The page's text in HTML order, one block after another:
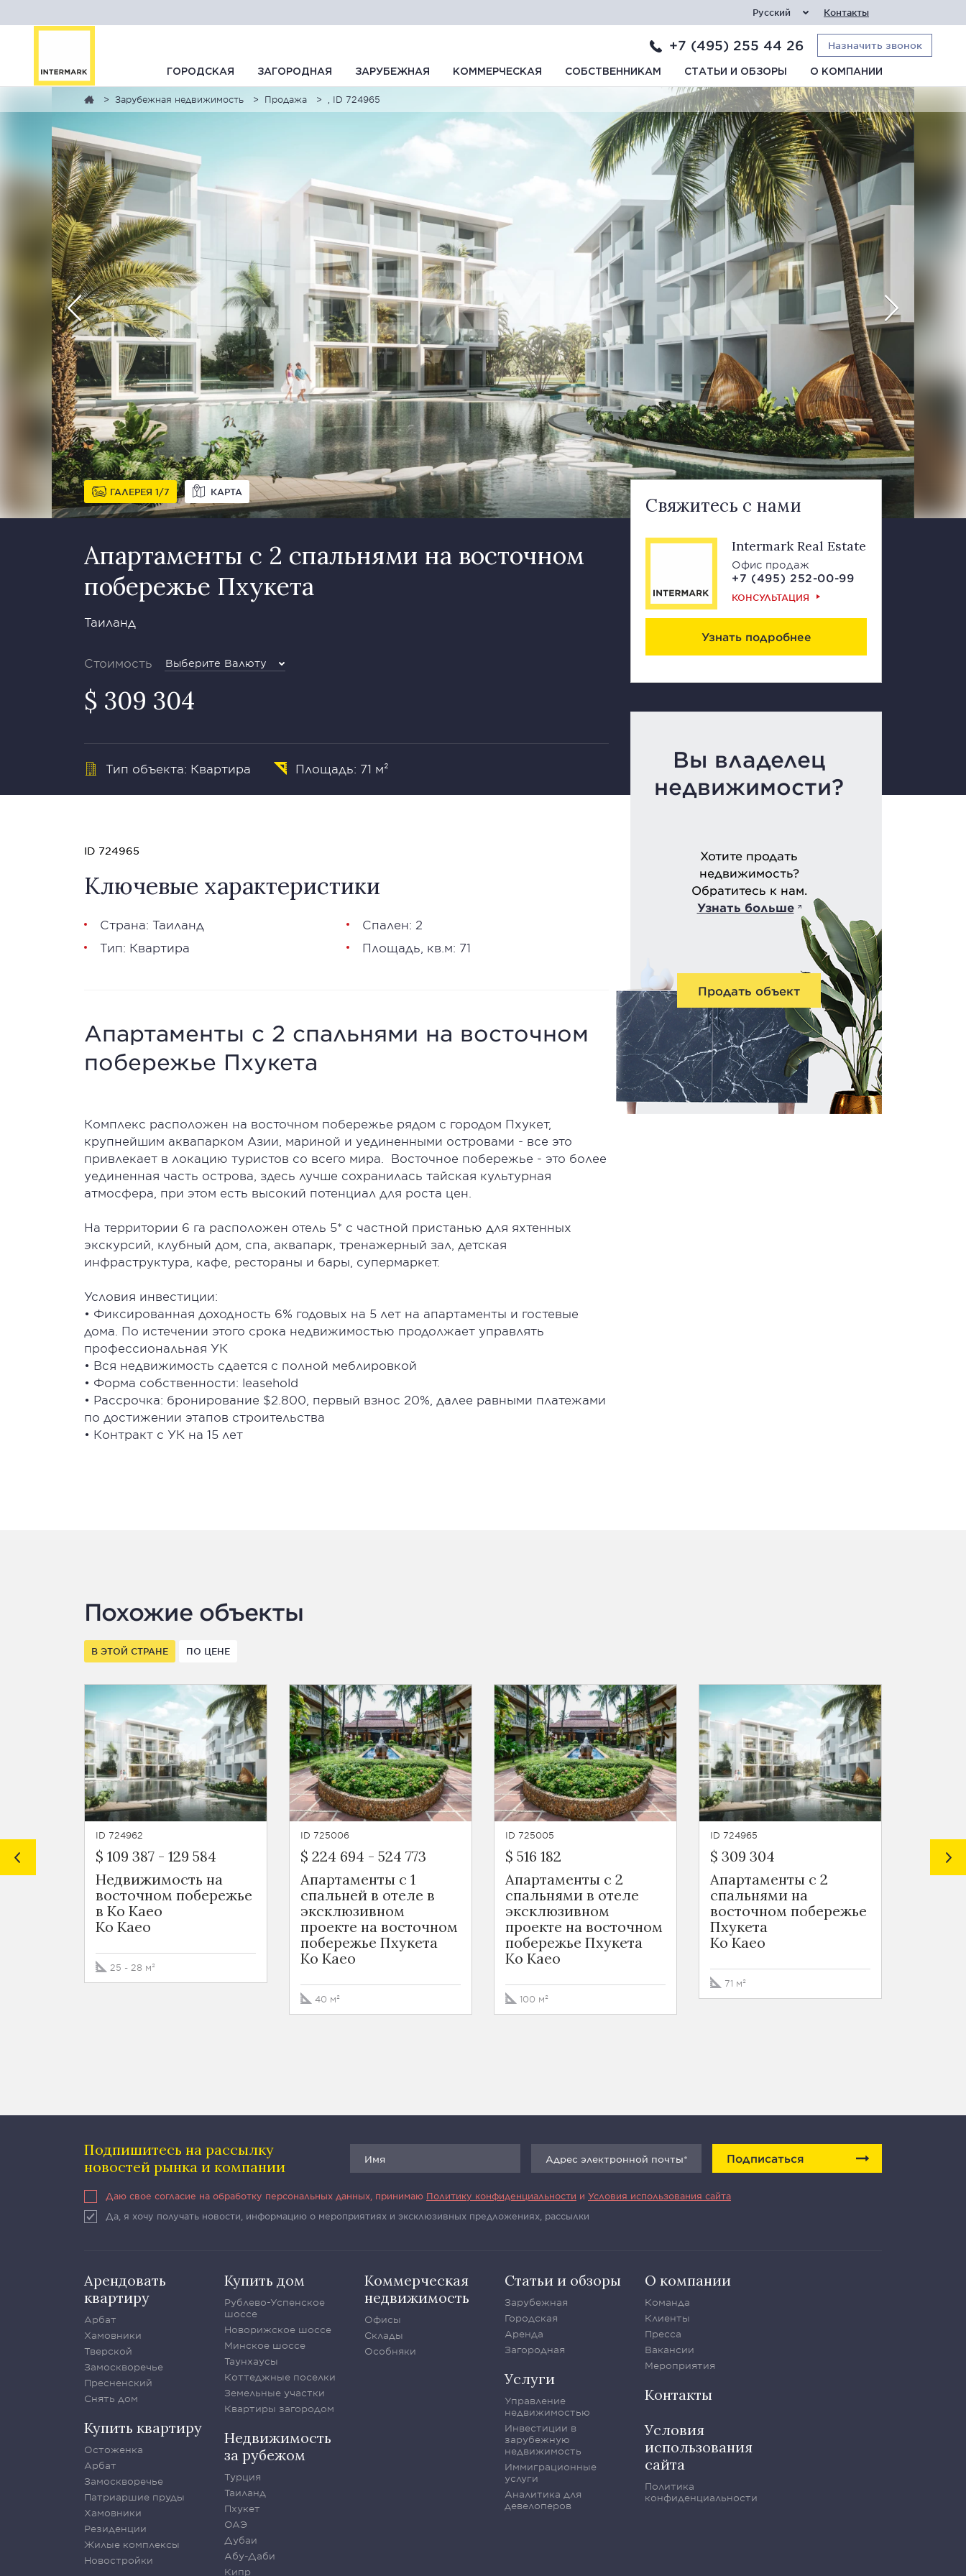
Русский Контакты
+7 (495) 255 44 26 Назначить звонок
ГОРОДСКАЯ ЗАГОРОДНАЯ ЗАРУБЕЖНАЯ КОММЕРЧЕСКАЯ СОБСТВЕННИКАМ СТАТЬИ И ОБЗОРЫ О КОМПАНИИ
Зарубежная недвижимость Продажа , ID 724965
ГАЛЕРЕЯ 1 7 КАРТА
Апартаменты с 2 спальнями на восточном
побережье Пхукета
Таиланд
Стоимость Выберите Валюту
$ 309 304
Тип объекта: Квартира Площадь: 71 м²
Свяжитесь с нами
Intermark Real Estate
Офис продаж
+7 (495) 252-00-99
КОНСУЛЬТАЦИЯ
Узнать подробнее
Вы владелец
недвижимости?
Хотите продать
недвижимость?
Обратитесь к нам.
Узнать больше
Продать объект
ID 724965
Ключевые характеристики
Страна: Таиланд
Тип: Квартира
Спален: 2
Площадь, кв.м: 71
Апартаменты с 2 спальнями на восточном
побережье Пхукета
Комплекс расположен на восточном побережье рядом с городом Пхукет,
крупнейшим аквапарком Азии, мариной и уединенными островами - все это
привлекает в локацию туристов со всего мира. Восточное побережье - это более
уединенная часть острова, здесь лучше сохранилась тайская культурная
атмосфера, при этом есть высокий потенциал для роста цен.
На территории 6 га расположен отель 5* с частной пристанью для яхтенных
экскурсий, клубный дом, спа, аквапарк, тренажерный зал, детская
инфраструктура, кафе, рестораны и бары, супермаркет.
Условия инвестиции:
• Фиксированная доходность 6% годовых на 5 лет на апартаменты и гостевые
дома. По истечении этого срока недвижимостью продолжает управлять
профессиональная УК
• Вся недвижимость сдается с полной меблировкой
• Форма собственности: leasehold
• Рассрочка: бронирование $2.800, первый взнос 20%, далее равными платежами
по достижении этапов строительства
• Контракт с УК на 15 лет
Похожие объекты
В ЭТОЙ СТРАНЕ ПО ЦЕНЕ
ID 724962
$ 109 387 - 129 584
Недвижимость на
восточном побережье
в Ко Каео
Ko Kaeo
25 - 28 м²
ID 725006
$ 224 694 - 524 773
Апартаменты с 1
спальней в отеле в
эксклюзивном
проекте на восточном
побережье Пхукета
Ko Kaeo
40 м²
ID 725005
$ 516 182
Апартаменты с 2
спальнями в отеле
эксклюзивном
проекте на восточном
побережье Пхукета
Ko Kaeo
100 м²
ID 724965
$ 309 304
Апартаменты с 2
спальнями на
восточном побережье
Пхукета
Ko Kaeo
71 м²
$ 140
Подпишитесь на рассылку
новостей рынка и компании
Подписаться
Даю свое согласие на обработку персональных данных, принимаю Политику конфиденциальности и Условия использования сайта
Да, я хочу получать новости, информацию о мероприятиях и эксклюзивных предложениях, рассылки
Арендовать
квартиру
Арбат
Хамовники
Тверской
Замоскворечье
Пресненский
Снять дом
Купить квартиру
Остоженка
Арбат
Замоскворечье
Патриаршие пруды
Хамовники
Резиденции
Жилые комплексы
Новостройки
Купить дом
Рублево-Успенское
шоссе
Новорижское шоссе
Минское шоссе
Таунхаусы
Коттеджные поселки
Земельные участки
Квартиры загородом
Недвижимость
за рубежом
Турция
Таиланд
Пхукет
ОАЭ
Дубаи
Абу-Даби
Кипр
Коммерческая
недвижимость
Офисы
Склады
Особняки
Статьи и обзоры
Зарубежная
Городская
Аренда
Загородная
Услуги
Управление
недвижимостью
Инвестиции в
зарубежную
недвижимость
Иммиграционные
услуги
Аналитика для
девелоперов
О компании
Команда
Клиенты
Пресса
Вакансии
Мероприятия
Контакты
Условия
использования
сайта
Политика
конфиденциальности